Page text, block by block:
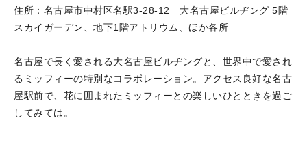
住所：名古屋市中村区名駅3-28-12 大名古屋ビルヂング 5階
スカイガーデン、地下1階アトリウム、ほか各所
名古屋で長く愛される大名古屋ビルヂングと、世界中で愛され
るミッフィーの特別なコラボレーション。アクセス良好な名古
屋駅前で、花に囲まれたミッフィーとの楽しいひとときを過ご
してみては。